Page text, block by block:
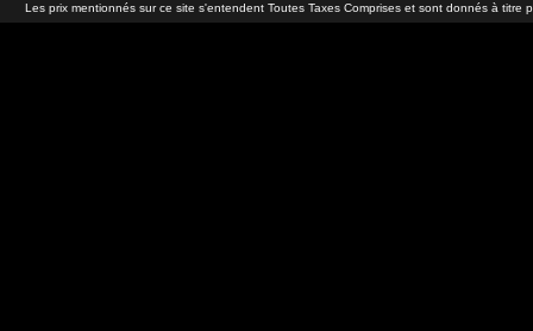
Les prix mentionnés sur ce site s'entendent Toutes Taxes Comprises et sont donnés à